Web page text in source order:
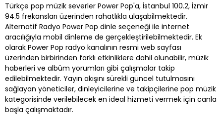
Türkçe pop müzik severler Power Pop'a, İstanbul 100.2, İzmir
94.5 frekansları üzerinden rahatlıkla ulaşabilmektedir.
Alternatif Radyo Power Pop dinle seçeneği ile internet
aracılığıyla mobil dinleme de gerçekleştirilebilmektedir. Ek
olarak Power Pop radyo kanalının resmi web sayfası
üzerinden birbirinden farklı etkinliklere dahil olunabilir, müzik
haberleri ve albüm yorumları gibi çalışmalar takip
edilebilmektedir. Yayın akışını sürekli güncel tutulmasını
sağlayan yöneticiler, dinleyicilerine ve takipçilerine pop müzik
kategorisinde verilebilecek en ideal hizmeti vermek için canla
başla çalışmaktadır.